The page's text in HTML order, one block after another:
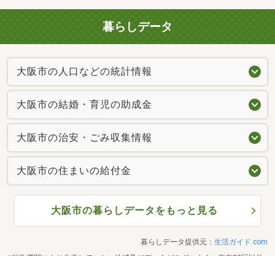
暮らしデータ
大阪市の人口などの統計情報
大阪市の結婚・育児の助成金
大阪市の治安・ごみ収集情報
大阪市の住まいの給付金
大阪市の暮らしデータをもっと見る
暮らしデータ提供元： 生活ガイド.com